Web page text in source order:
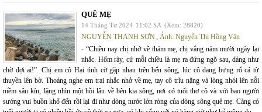
QUÊ MẸ
14 Tháng Tư 2024 11:02 SA (Xem: 28820)
NGUYỄN THANH SƠN, Ảnh: Nguyễn Thị Hồng Vân
- “Chiều nay chị nhớ về thăm mẹ, chị vắng năm mười ngày lại
nhắc. Hổm rày, cứ mỗi chiều là mẹ ra đứng ngõ sau, dáng như
chờ đợi ai!”. Chị em cô Hai tình cờ gặp nhau trên bến sông, lúc cô đang bưng rổ cá từ
thuyền lên bờ. Thoáng nghe em trai nhắc nhở về mẹ, tay cô trĩu nặng và lòng nhói lên nỗi
niềm sâu kín, lặng nhìn một hồi lâu về bên kia sông, nơi có tuổi thơ cô và với bao người
sướng vui buồn khổ đến rồi lại đi như dòng nước lớn ròng của dòng sông quê mẹ. Càng có